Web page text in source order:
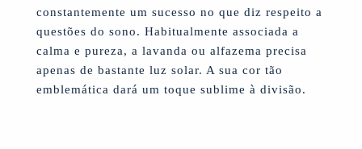
constantemente um sucesso no que diz respeito a
questões do sono. Habitualmente associada a
calma e pureza, a lavanda ou alfazema precisa
apenas de bastante luz solar. A sua cor tão
emblemática dará um toque sublime à divisão.